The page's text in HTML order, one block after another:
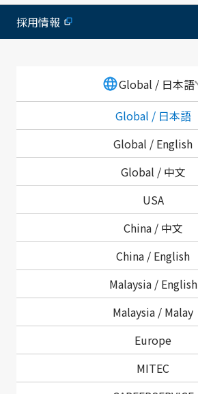
採用情報
Global / 日本語
Global / 日本語
Global / English
Global / 中文
USA
China / 中文
China / English
Malaysia / English
Malaysia / Malay
Europe
MITEC
社会貢献活動
レポートとデータ